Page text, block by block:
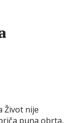
Život nije
puna obrta,